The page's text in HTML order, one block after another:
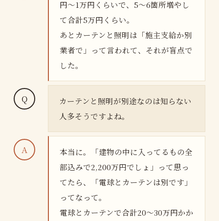
円〜1万円くらいで、5〜6箇所増やし
て合計5万円くらい。
あとカーテンと照明は「施主支給か別
業者で」って言われて、それが盲点で
した。
カーテンと照明が別途なのは知らない
人多そうですよね。
本当に。「建物の中に入ってるもの全
部込みで2,200万円でしょ」って思っ
てたら、「電球とカーテンは別です」
ってなって。
電球とカーテンで合計20〜30万円かか